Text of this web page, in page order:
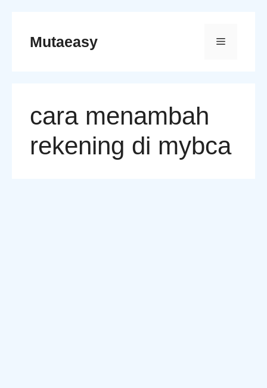
contentMutaeasy Menu
cara menambah
rekening di mybca